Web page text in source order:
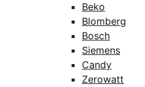
Beko
Blomberg
Bosch
Siemens
Candy
Zerowatt